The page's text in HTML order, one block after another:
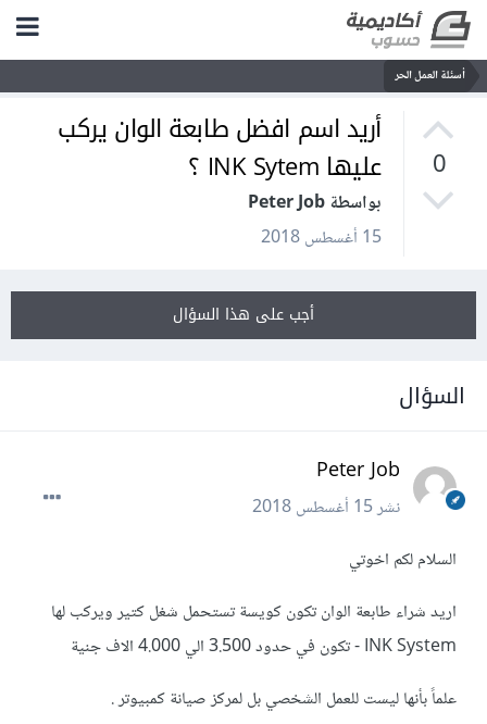
أسئلة العمل الحر
0
أريد اسم افضل طابعة الوان يركب
عليها INK Sytem ؟
بواسطة Peter Job
15 أغسطس 2018
أجب على هذا السؤال
السؤال
Peter Job
نشر15 أغسطس 2018
السلام لكم اخوتي
اريد شراء طابعة الوان تكون كويسة تستحمل شغل كتير ويركب لها
INK System - تكون في حدود 3.500 الي 4.000 الاف جنية
علماً بأنها ليست للعمل الشخصي بل لمركز صيانة كمبيوتر .